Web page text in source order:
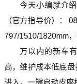
今天小编就介
（官方指导价）：
797/1510/1820mm
万以内的新车
高，维护成本低底
进入，一键启动皮座